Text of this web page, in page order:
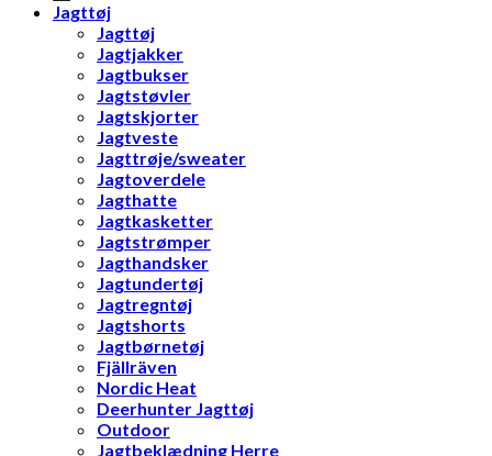
Jagttøj
Jagttøj
Jagtjakker
Jagtbukser
Jagtstøvler
Jagtskjorter
Jagtveste
Jagttrøje/sweater
Jagtoverdele
Jagthatte
Jagtkasketter
Jagtstrømper
Jagthandsker
Jagtundertøj
Jagtregntøj
Jagtshorts
Jagtbørnetøj
Fjällräven
Nordic Heat
Deerhunter Jagttøj
Outdoor
Jagtbeklædning Herre